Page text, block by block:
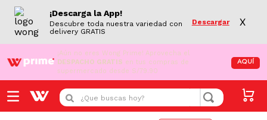
¡Descarga la App!
Descubre toda nuestra variedad con
delivery GRATIS
Descargar X
¡Aún no eres Wong Prime! Aprovecha el
DESPACHO GRATIS en tus compras de
supermercado desde S/79.90
AQUÍ
¿Que buscas hoy?